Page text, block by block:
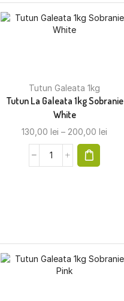
Tutun Galeata 1kg
Tutun La Galeata 1kg Sobranie
White
130,00lei – 200,00lei